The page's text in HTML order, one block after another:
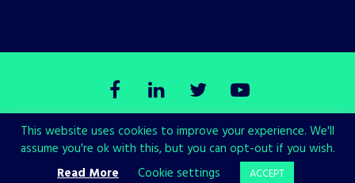
© Copyright All in! Games 2026. All Rights Reserved.
Made with love by CHALLENGE Studio
This website uses cookies to improve your experience. We'll
assume you're ok with this, but you can opt-out if you wish.
Read More
Cookie settings ACCEPT